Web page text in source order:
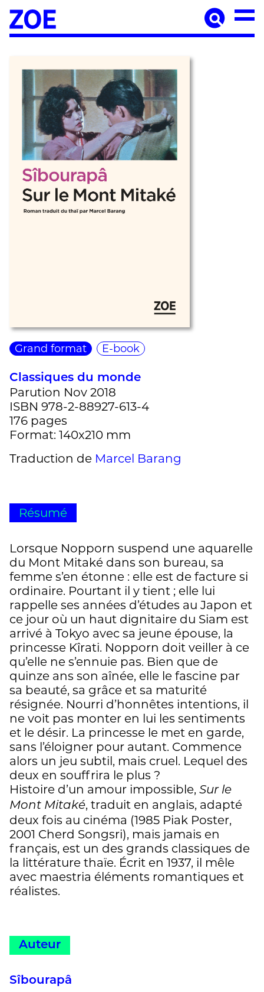
Accueil
À paraître
Auteur·ices
Agenda
Les éditions Zoé
Diffusion
Médiation culturelle
Manuscrits
Grand format E-book
Classiques du monde
Parution Nov 2018
ISBN 978-2-88927-613-4
176 pages
Format: 140x210 mm
Traduction de Marcel Barang
Résumé
Lorsque Nopporn suspend une aquarelle
du Mont Mitaké dans son bureau, sa
femme s’en étonne : elle est de facture si
ordinaire. Pourtant il y tient ; elle lui
rappelle ses années d’études au Japon et
ce jour où un haut dignitaire du Siam est
arrivé à Tokyo avec sa jeune épouse, la
princesse Kîrati. Nopporn doit veiller à ce
qu’elle ne s’ennuie pas. Bien que de
quinze ans son aînée, elle le fascine par
sa beauté, sa grâce et sa maturité
résignée. Nourri d’honnêtes intentions, il
ne voit pas monter en lui les sentiments
et le désir. La princesse le met en garde,
sans l’éloigner pour autant. Commence
alors un jeu subtil, mais cruel. Lequel des
deux en souffrira le plus ?
Histoire d’un amour impossible, Sur le
Mont Mitaké, traduit en anglais, adapté
deux fois au cinéma (1985 Piak Poster,
2001 Cherd Songsri), mais jamais en
français, est un des grands classiques de
la littérature thaïe. Écrit en 1937, il mêle
avec maestria éléments romantiques et
réalistes.
Auteur
Sîbourapâ